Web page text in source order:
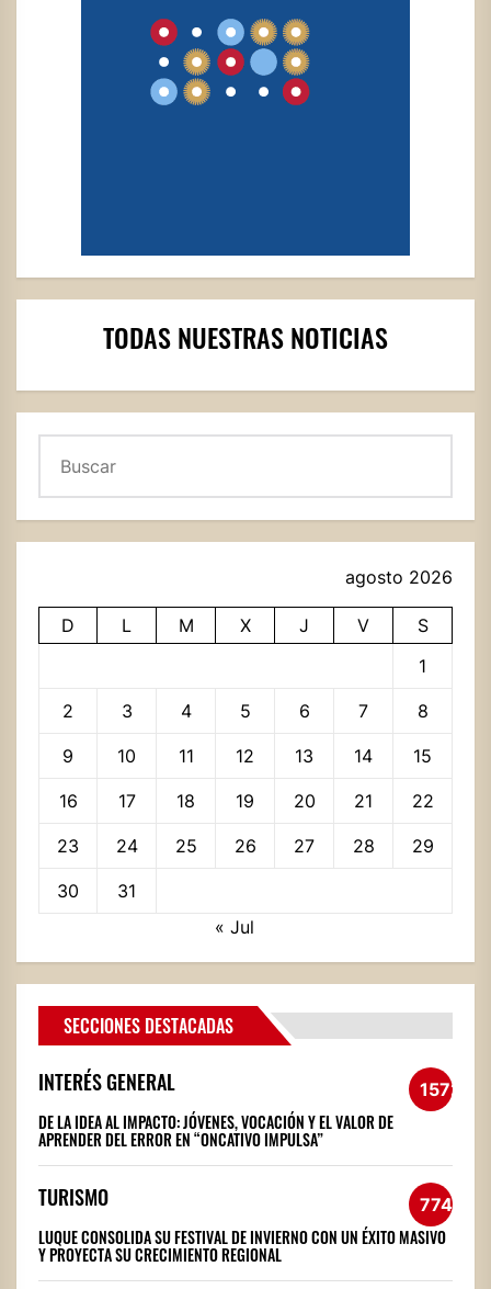
TODAS NUESTRAS NOTICIAS
agosto 2026
D L M X J V
S
1
2 3 4 5 6 7 8
9 10 11 12 13 14 15
16 17 18 19 20 21 22
23 24 25 26 27 28 29
30
31
« Jul
SECCIONES DESTACADAS
INTERÉS GENERAL 1572
DE LA IDEA AL IMPACTO: JÓVENES, VOCACIÓN Y EL VALOR DE
APRENDER DEL ERROR EN “ONCATIVO IMPULSA”
TURISMO 774
LUQUE CONSOLIDA SU FESTIVAL DE INVIERNO CON UN ÉXITO MASIVO
Y PROYECTA SU CRECIMIENTO REGIONAL